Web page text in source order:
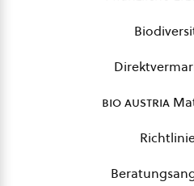
bio austria